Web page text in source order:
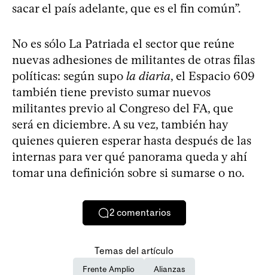
sacar el país adelante, que es el fin común”.
No es sólo La Patriada el sector que reúne
nuevas adhesiones de militantes de otras filas
políticas: según supo la diaria, el Espacio 609
también tiene previsto sumar nuevos
militantes previo al Congreso del FA, que
será en diciembre. A su vez, también hay
quienes quieren esperar hasta después de las
internas para ver qué panorama queda y ahí
tomar una definición sobre si sumarse o no.
2 comentarios
Temas del artículo
Frente Amplio Alianzas